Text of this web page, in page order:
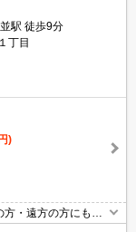
駅 徒歩9分
丁目
)
・遠方の方にも公